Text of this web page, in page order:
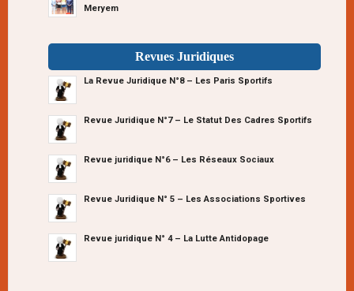
Meryem
Revues Juridiques
La Revue Juridique N°8 – Les Paris Sportifs
Revue Juridique N°7 – Le Statut Des Cadres Sportifs
Revue juridique N°6 – Les Réseaux Sociaux
Revue Juridique N° 5 – Les Associations Sportives
Revue juridique N° 4 – La Lutte Antidopage